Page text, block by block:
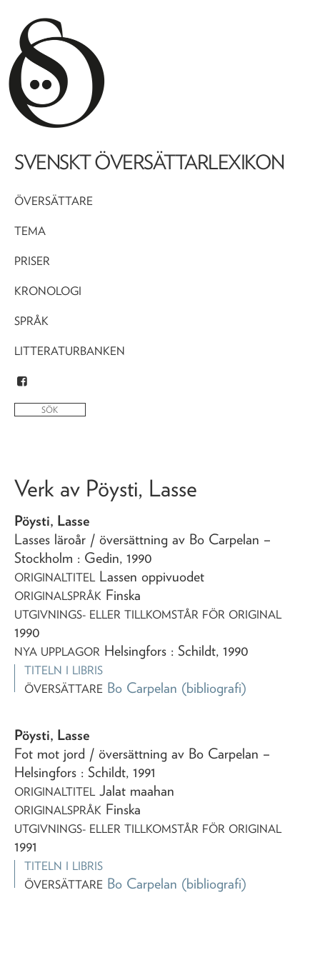
SVENSKT ÖVERSÄTTARLEXIKON
ÖVERSÄTTARE
TEMA
PRISER
KRONOLOGI
SPRÅK
LITTERATURBANKEN
Verk av Pöysti, Lasse
Pöysti, Lasse
Lasses läroår / översättning av Bo Carpelan –
Stockholm : Gedin, 1990
ORIGINALTITEL Lassen oppivuodet
ORIGINALSPRÅK Finska
UTGIVNINGS- ELLER TILLKOMSTÅR FÖR ORIGINAL
1990
NYA UPPLAGOR Helsingfors : Schildt, 1990
TITELN I LIBRIS
ÖVERSÄTTARE Bo Carpelan (bibliografi)
Pöysti, Lasse
Fot mot jord / översättning av Bo Carpelan –
Helsingfors : Schildt, 1991
ORIGINALTITEL Jalat maahan
ORIGINALSPRÅK Finska
UTGIVNINGS- ELLER TILLKOMSTÅR FÖR ORIGINAL
1991
TITELN I LIBRIS
ÖVERSÄTTARE Bo Carpelan (bibliografi)